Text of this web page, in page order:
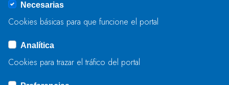
There was an error when loading the
BIDALI
Necesarias
Cookies básicas para que funcione el portal
Analítica
Cookies para trazar el tráfico del portal